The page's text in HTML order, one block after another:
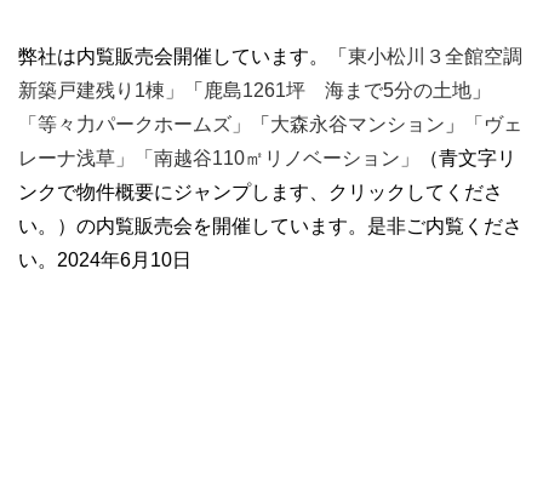
弊社は内覧販売会開催しています。「 東小松川３全館空調
新築戸建残り1棟」
「 鹿島1261坪 海まで5分の土地 」
「等々力パークホームズ」
「 大森永谷マンション 」
「ヴェ
レーナ浅草」「 南越谷110㎡リノベーション 」
（青文字リ
ンクで物件概要にジャンプします、クリックしてくださ
い。）の内覧販売会を開催しています。是非ご内覧くださ
い。2024年6月10日